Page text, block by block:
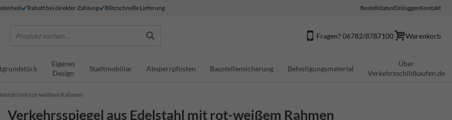
Rabatt bei direkter Zahlung Blitzschnelle Lieferung BestellstatusEinloggenKontakt
Produkt suchen... Fragen? 06782/8787100 Warenkorb
Eigenes
Design
Stadtmobiliar Absperrpfosten Baustellensicherung Befestigungsmaterial
Über
Verkehrsschildkaufen.de
mit rot-weißem Rahmen
Verkehrsspiegel aus Edelstahl mit rot-weißem Rahmen